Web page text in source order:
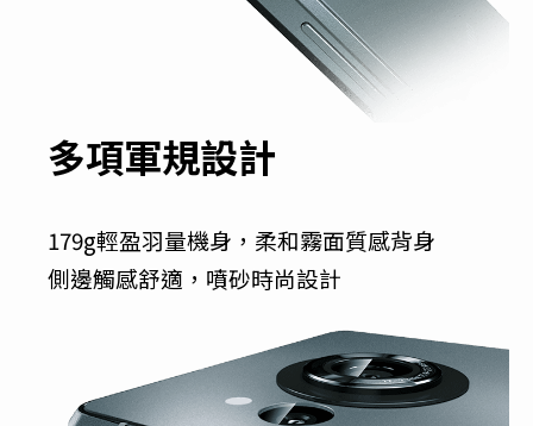
多項軍規設計
179g輕盈羽量機身，柔和霧面質感背身
側邊觸感舒適，噴砂時尚設計